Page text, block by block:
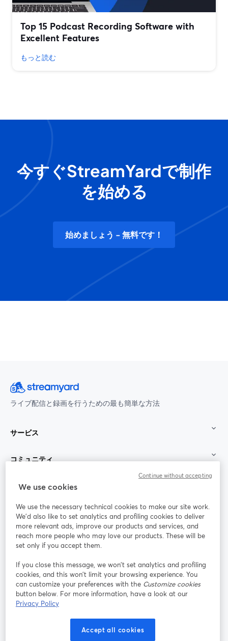
Top 15 Podcast Recording Software with
Excellent Features
もっと読む
今すぐStreamYardで制作
を始める
始めましょう - 無料です！
ライブ配信と録画を行うための最も簡単な方法
サービス
コミュニティ
StreamYard：
参加する
ライ
ンセ
ミナ
ー
Facebook
新しいタブで開く(Twitter)
YouTube
Instagram
新しいタブで開く
LinkedIn
新しいタブで開く
We use cookies
We use the necessary technical cookies to make our site work.
We'd also like to set analytics and profiling cookies to deliver
more relevant ads, improve our products and services, and
reach more people who may love our products. These will be
set only if you accept them.
If you close this message, we won’t set analytics and profiling
cookies, and this won’t limit your browsing experience. You
can customize your preferences with the Customize cookies
button below. For more information, have a look at our
Privacy Policy
Accept all cookies
Continue without accepting